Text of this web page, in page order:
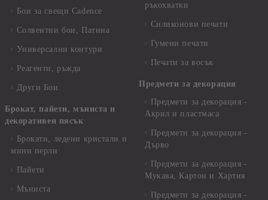
Бои за свещи Cadence
Солвентни бои, Патина
Универсални контури
Реагенти, ръжда
Други Бои
Брокат, пайети, мъниста и
декоративен пясък
Брокати, ледени кристали и
мини перли
Пайети
Мъниста
ръкохватки
Силиконови печати
Гумени печати
Печати за восък
Предмети за декорация
Предмети за декорация -
Акрил и пластмаса
Предмети за декорация -
Дърво
Предмети за декорация -
Мукава, Картон и Хартия
Предмети за декорация -